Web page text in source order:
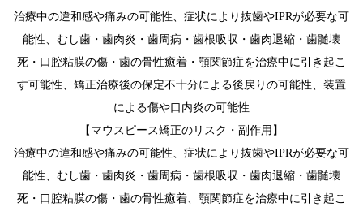
治療中の違和感や痛みの可能性、症状により抜歯やIPRが必要な可
能性、むし歯・歯肉炎・歯周病・歯根吸収・歯肉退縮・歯髄壊
死・口腔粘膜の傷・歯の骨性癒着・顎関節症を治療中に引き起こ
す可能性、矯正治療後の保定不十分による後戻りの可能性、装置
による傷や口内炎の可能性
【マウスピース矯正のリスク・副作用】
治療中の違和感や痛みの可能性、症状により抜歯やIPRが必要な可
能性、むし歯・歯肉炎・歯周病・歯根吸収・歯肉退縮・歯髄壊
死・口腔粘膜の傷・歯の骨性癒着、顎関節症を治療中に引き起こ